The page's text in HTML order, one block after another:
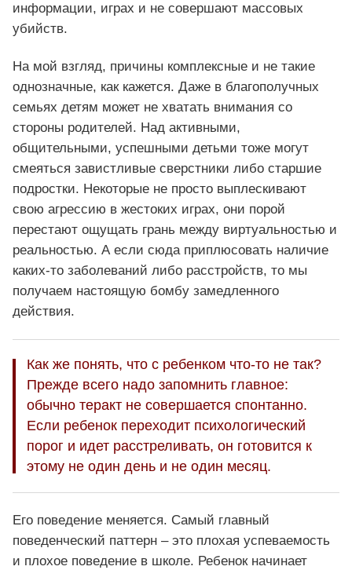
информации, играх и не совершают массовых
убийств.
На мой взгляд, причины комплексные и не такие
однозначные, как кажется. Даже в благополучных
семьях детям может не хватать внимания со
стороны родителей. Над активными,
общительными, успешными детьми тоже могут
смеяться завистливые сверстники либо старшие
подростки. Некоторые не просто выплескивают
свою агрессию в жестоких играх, они порой
перестают ощущать грань между виртуальностью и
реальностью. А если сюда приплюсовать наличие
каких-то заболеваний либо расстройств, то мы
получаем настоящую бомбу замедленного
действия.
Как же понять, что с ребенком что-то не так?
Прежде всего надо запомнить главное:
обычно теракт не совершается спонтанно.
Если ребенок переходит психологический
порог и идет расстреливать, он готовится к
этому не один день и не один месяц.
Его поведение меняется. Самый главный
поведенческий паттерн – это плохая успеваемость
и плохое поведение в школе. Ребенок начинает